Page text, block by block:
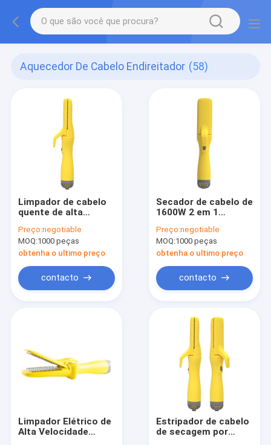
Aquecedor De Cabelo Endireitador (58)
Limpador de cabelo
quente de alta
configurações de
velocidade e várias
opções de plugue
Preço:negotiable
MOQ:1000 peças
obtenha o ultimo preço
contacto
Secador de cabelo de
1600W 2 em 1
profissional
Preço:negotiable
MOQ:1000 peças
obtenha o ultimo preço
contacto
Limpador Elétrico de
Alta Velocidade
Estripador de cabelo
de secagem por